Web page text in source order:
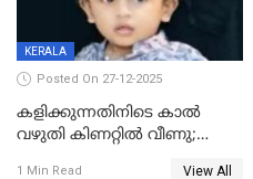
KERALA
Posted On 27-12-2025
കളിക്കുന്നതിനിടെ കാൽ
വഴുതി കിണറ്റിൽ വീണു;
1 Min Read View All